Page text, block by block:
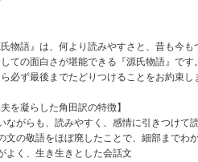
氏物語』は、何より読みやすさと、昔も今も
ての面白さが堪能できる『源氏物語』で
必ず最後までたどりつけることをお約束し
を凝らした角田訳の特徴】
ながらも、読みやすく、感情に引きつけて
文の敬語をほぼ廃したことで、細部までわ
よく、生き生きとした会話文